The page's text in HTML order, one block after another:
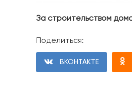
За строительством
Поделиться:
ВКОНТАКТЕ